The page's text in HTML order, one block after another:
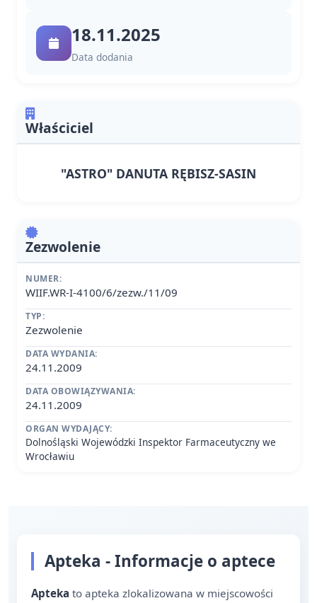
18.11.2025
Data dodania
Właściciel
"ASTRO" DANUTA RĘBISZ-SASIN
Zezwolenie
NUMER:
WIIF.WR-I-4100/6/zezw./11/09
TYP:
Zezwolenie
DATA WYDANIA:
24.11.2009
DATA OBOWIĄZYWANIA:
24.11.2009
ORGAN WYDAJĄCY:
Dolnośląski Wojewódzki Inspektor Farmaceutyczny we
Wrocławiu
Apteka - Informacje o aptece
Apteka to apteka zlokalizowana w miejscowości